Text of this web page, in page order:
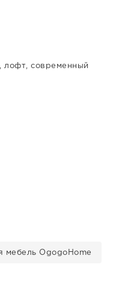
лофт, современный
мебель OgogoHome